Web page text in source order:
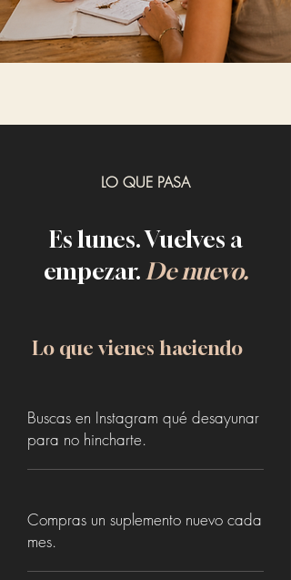
LO QUE PASA
Es lunes. Vuelves a
empezar. De nuevo.
Lo que vienes haciendo
Buscas en Instagram qué desayunar
para no hincharte.
Compras un suplemento nuevo cada
mes.